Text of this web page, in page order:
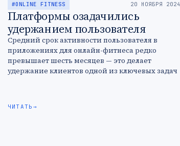
#ONLINE FITNESS 20 НОЯБРЯ 2024
Платформы озадачились
удержанием пользователя
Средний срок активности пользователя в
приложениях для онлайн-фитнеса редко
превышает шесть месяцев — это делает
удержание клиентов одной из ключевых задач
ЧИТАТЬ →